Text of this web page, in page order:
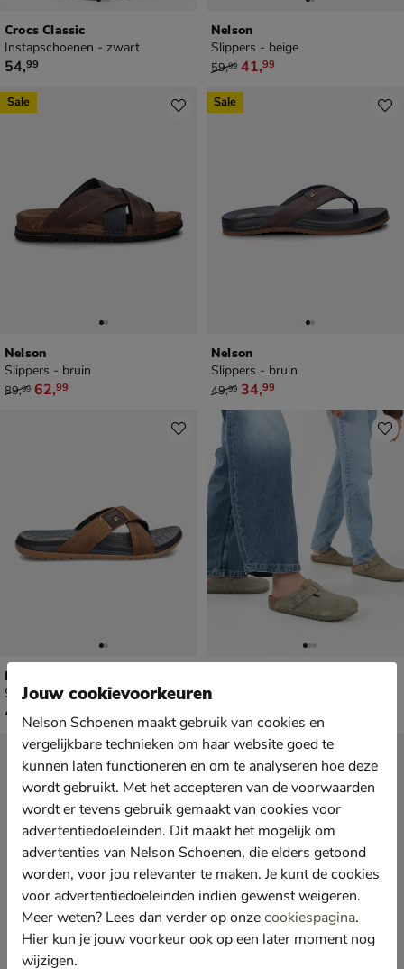
Crocs Classic
Instapschoenen - zwart
€ 54,99
54,99
Nelson
Slippers - beige
van € 59,99 voor € 41,99
59,99 41,99
Nelson
Slippers - bruin
van € 89,99 voor € 62,99
89,99 62,99
Sale
Nelson
Slippers - bruin
van € 49,99 voor € 34,99
49,99 34,99
Sale
Nelson
Slippers - cognac
€ 49,99
49 ,
Instapschoenen - groen
€ 159,99
159
Jouw cookievoorkeuren
Nelson Schoenen maakt gebruik van cookies en
vergelijkbare technieken om haar website goed te
kunnen laten functioneren en om te analyseren hoe deze
wordt gebruikt. Met het accepteren van de voorwaarden
wordt er tevens gebruik gemaakt van cookies voor
advertentiedoeleinden. Dit maakt het mogelijk om
advertenties van Nelson Schoenen, die elders getoond
worden, voor jou relevanter te maken. Je kunt de cookies
voor advertentiedoeleinden indien gewenst weigeren.
Meer weten? Lees dan verder op onzecookiespagina.
Hier kun je jouw voorkeur ook op een later moment nog
wijzigen.